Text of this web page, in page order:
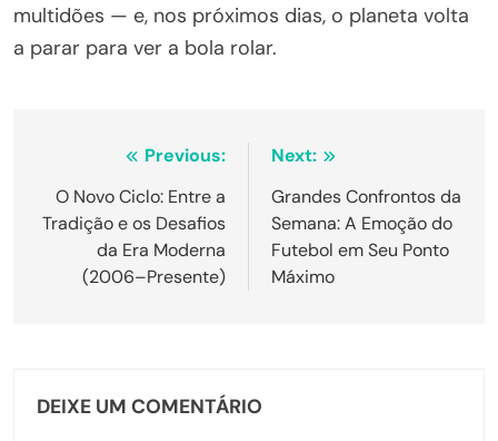
multidões — e, nos próximos dias, o planeta volta
a parar para ver a bola rolar.
Navegação
de
Post
Previous:
O Novo Ciclo: Entre a
Tradição e os Desafios
da Era Moderna
(2006–Presente)
Next:
Grandes Confrontos da
Semana: A Emoção do
Futebol em Seu Ponto
Máximo
DEIXE UM COMENTÁRIO